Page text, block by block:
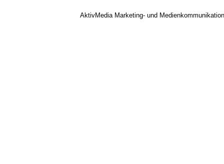
AktivMedia Marketing- und